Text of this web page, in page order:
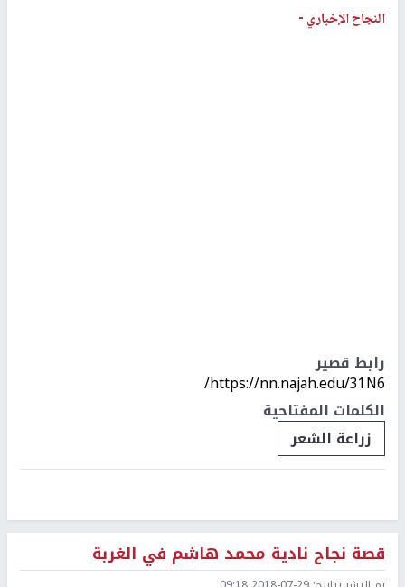
النجاح الإخباري -
رابط قصير
https://nn.najah.edu/31N6/
الكلمات المفتاحية
زراعة الشعر
قصة نجاح نادية محمد هاشم في الغربة